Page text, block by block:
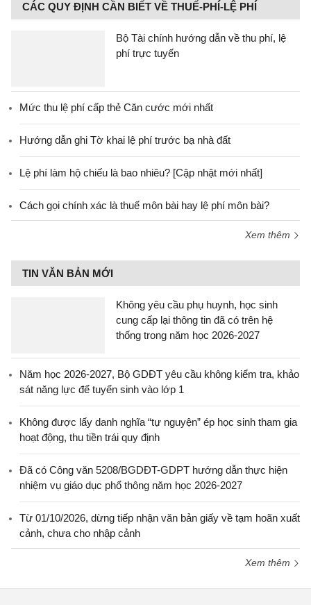
CÁC QUY ĐỊNH CẦN BIẾT VỀ THUẾ-PHÍ-LỆ PHÍ
Bộ Tài chính hướng dẫn về thu phí, lệ
phí trực tuyến
Mức thu lệ phí cấp thẻ Căn cước mới nhất
Hướng dẫn ghi Tờ khai lệ phí trước bạ nhà đất
Lệ phí làm hộ chiếu là bao nhiêu? [Cập nhật mới nhất]
Cách gọi chính xác là thuế môn bài hay lệ phí môn bài?
Xem thêm
TIN VĂN BẢN MỚI
Không yêu cầu phụ huynh, học sinh
cung cấp lại thông tin đã có trên hệ
thống trong năm học 2026-2027
Năm học 2026-2027, Bộ GDĐT yêu cầu không kiểm tra, khảo
sát năng lực để tuyển sinh vào lớp 1
Không được lấy danh nghĩa “tự nguyện” ép học sinh tham gia
hoạt động, thu tiền trái quy định
Đã có Công văn 5208/BGDĐT-GDPT hướng dẫn thực hiện
nhiệm vụ giáo dục phổ thông năm học 2026-2027
Từ 01/10/2026, dừng tiếp nhận văn bản giấy về tạm hoãn xuất
cảnh, chưa cho nhập cảnh
Xem thêm